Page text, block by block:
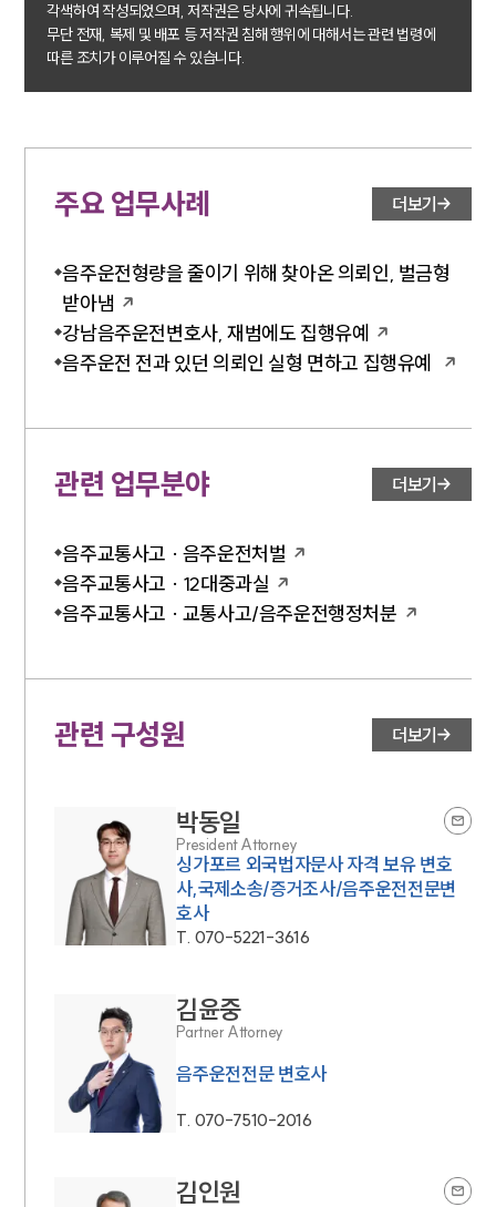
대륜법률상담예약
각색하여 작성되었으며, 저작권은 당사에 귀속됩니다.
무단 전재, 복제 및 배포 등 저작권 침해 행위에 대해서는 관련 법령에
따른 조치가 이루어질 수 있습니다.
주요 업무사례 더보기
음주운전형량을 줄이기 위해 찾아온 의뢰인, 벌금형
받아냄
강남음주운전변호사, 재범에도 집행유예
음주운전 전과 있던 의뢰인 실형 면하고 집행유예
관련 업무분야 더보기
음주교통사고 · 음주운전처벌
음주교통사고 · 12대중과실
음주교통사고 · 교통사고/음주운전행정처분
관련 구성원 더보기
박동일
President Attorney
싱가포르 외국법자문사 자격 보유 변호
사,국제소송/증거조사/음주운전전문변
호사
T. 070-5221-3616
김윤중
Partner Attorney
음주운전전문 변호사
T. 070-7510-2016
김인원